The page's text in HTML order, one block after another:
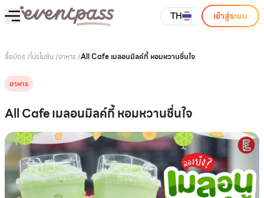
TH เข้าสู่ระบบ
ซื้อบัตร /โปรโมชัน/อาหาร /All Cafe เมลอนมิลค์กี้ หอมหวานชื่นใจ
อาหาร
All Cafe เมลอนมิลค์กี้ หอมหวานชื่นใจ